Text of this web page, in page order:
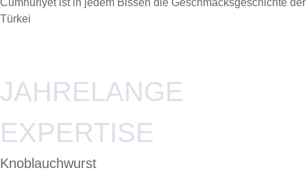
Cumhuriyet ist in jedem Bissen die Geschmacksgeschichte der
Türkei
JAHRELANGE
EXPERTISE
Knoblauchwurst